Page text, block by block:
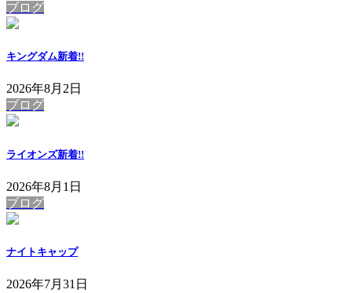
ブログ
キングダム新着!!
2026年8月2日
ブログ
ライオンズ新着!!
2026年8月1日
ブログ
ナイトキャップ
2026年7月31日